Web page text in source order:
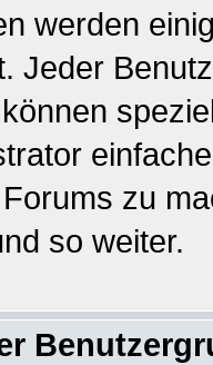
werden
Jeder
zu
so weiter.